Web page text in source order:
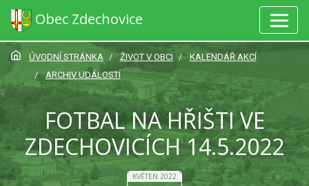
Obec Zdechovice
ÚVODNÍ STRÁNKA ŽIVOT V OBCI
KALENDÁŘ AKCÍ
ARCHIV UDÁLOSTÍ
FOTBAL NA HŘIŠTI VE
ZDECHOVICÍCH 14.5.2022
KVĚTEN 2022